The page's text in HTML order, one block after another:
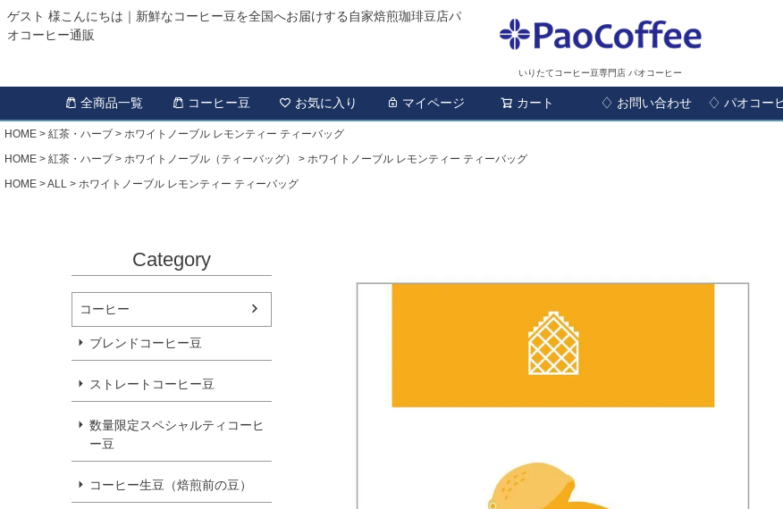
ゲスト 様こんにちは｜新鮮なコーヒー豆を全国へお届けする自家焙煎珈琲豆店パ
オコーヒー通販
いりたてコーヒー豆専門店 パオコーヒー
全商品一覧 コーヒー豆 お気に入り マイページ カート ♢ お問い合わせ ♢ パオコー
検索
HOME 紅茶・ハーブ
ホワイトノーブル レモンティー ティーバッグ
HOME
紅茶・ハーブ ホワイトノーブル（ティーバッグ）
ホワイトノーブル レモンティー ティーバッグ
HOME
ALL ホワイトノーブル レモンティー ティーバッグ
Category
コーヒー
ブレンドコーヒー豆
ストレートコーヒー豆
数量限定スペシャルティコーヒ
ー豆
コーヒー生豆（焙煎前の豆）